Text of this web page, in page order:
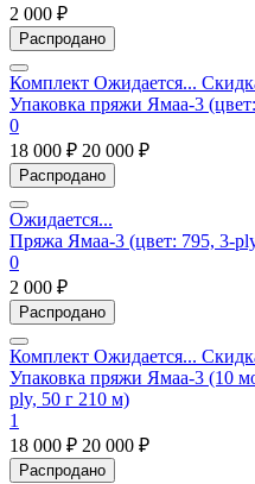
2 000 ₽
Распродано
Комплект Ожидается...
Упаковка пряжи Ямаа-3
0
18 000 ₽ 20 000 ₽
Распродано
Ожидается...
Пряжа Ямаа-3 (цвет: 795, 3-
0
2 000 ₽
Распродано
Комплект Ожидается...
Упаковка пряжи Ямаа-3 (10
ply, 50 г 210 м)
1
18 000 ₽ 20 000 ₽
Распродано